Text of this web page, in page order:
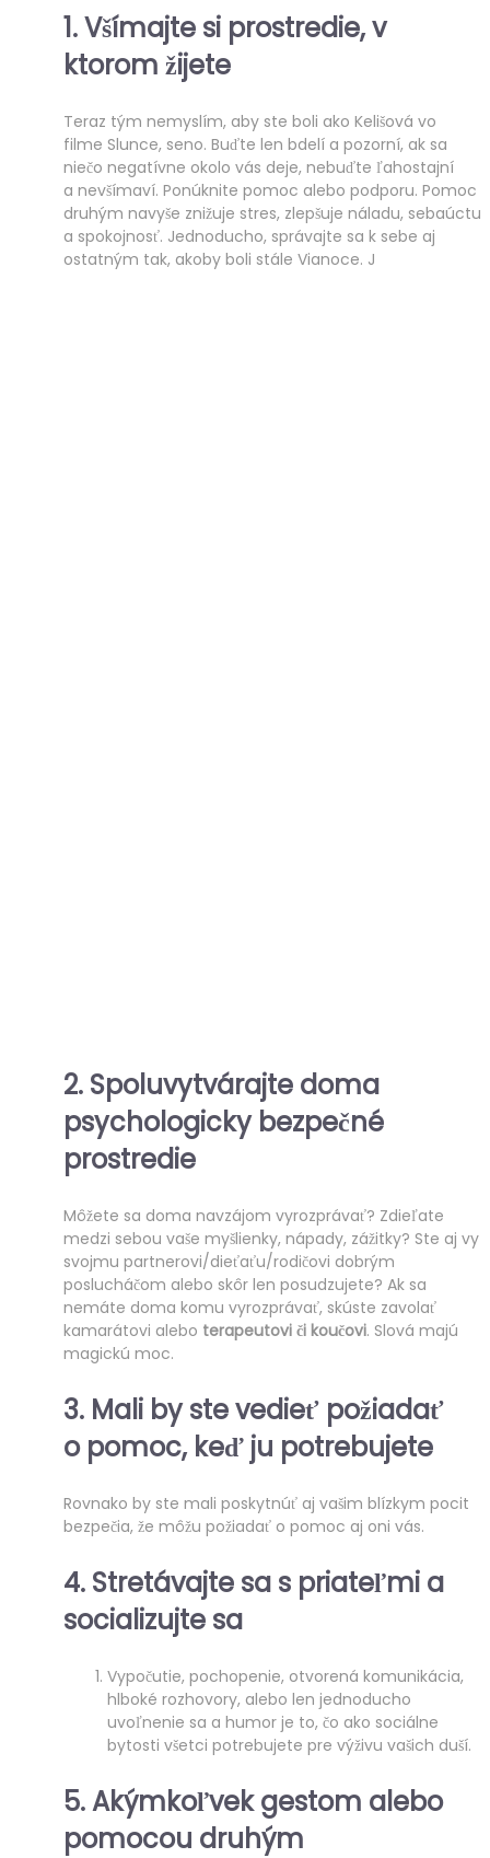
1. Všímajte si prostredie, v
ktorom žijete
Teraz tým nemyslím, aby ste boli ako Kelišová vo
filme Slunce, seno. Buďte len bdelí a pozorní, ak sa
niečo negatívne okolo vás deje, nebuďte ľahostajní
a nevšímaví. Ponúknite pomoc alebo podporu. Pomoc
druhým navyše znižuje stres, zlepšuje náladu, sebaúctu
a spokojnosť. Jednoducho, správajte sa k sebe aj
ostatným tak, akoby boli stále Vianoce. J
2. Spoluvytvárajte doma
psychologicky bezpečné
prostredie
Môžete sa doma navzájom vyrozprávať? Zdieľate
medzi sebou vaše myšlienky, nápady, zážitky? Ste aj vy
svojmu partnerovi/dieťaťu/rodičovi dobrým
poslucháčom alebo skôr len posudzujete? Ak sa
nemáte doma komu vyrozprávať, skúste zavolať
kamarátovi alebo terapeutovi či koučovi. Slová majú
magickú moc.
3. Mali by ste vedieť požiadať
o pomoc, keď ju potrebujete
Rovnako by ste mali poskytnúť aj vašim blízkym pocit
bezpečia, že môžu požiadať o pomoc aj oni vás.
4. Stretávajte sa s priateľmi a
socializujte sa
Vypočutie, pochopenie, otvorená komunikácia,
hlboké rozhovory, alebo len jednoducho
uvoľnenie sa a humor je to, čo ako sociálne
bytosti všetci potrebujete pre výživu vašich duší.
5. Akýmkoľvek gestom alebo
pomocou druhým